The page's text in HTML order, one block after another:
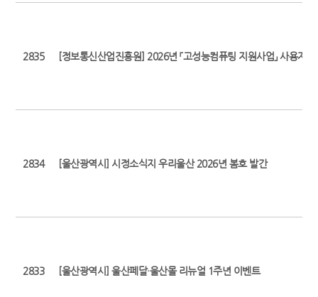
2835 [정보통신산업진흥원] 2026년 「고성능컴퓨팅 지원사업」 사용자
2834 [울산광역시] 시정소식지 우리울산 2026년 봄호 발간
2833 [울산광역시] 울산페달·울산몰 리뉴얼 1주년 이벤트